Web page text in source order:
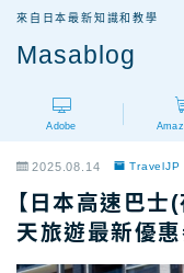
Masablog
來自日本最新知識和教學
AdobeCC｜學生
AdobeCC｜續
Adobe
2025.08.14 TravelJP
【日本高速巴
天旅遊最新優惠